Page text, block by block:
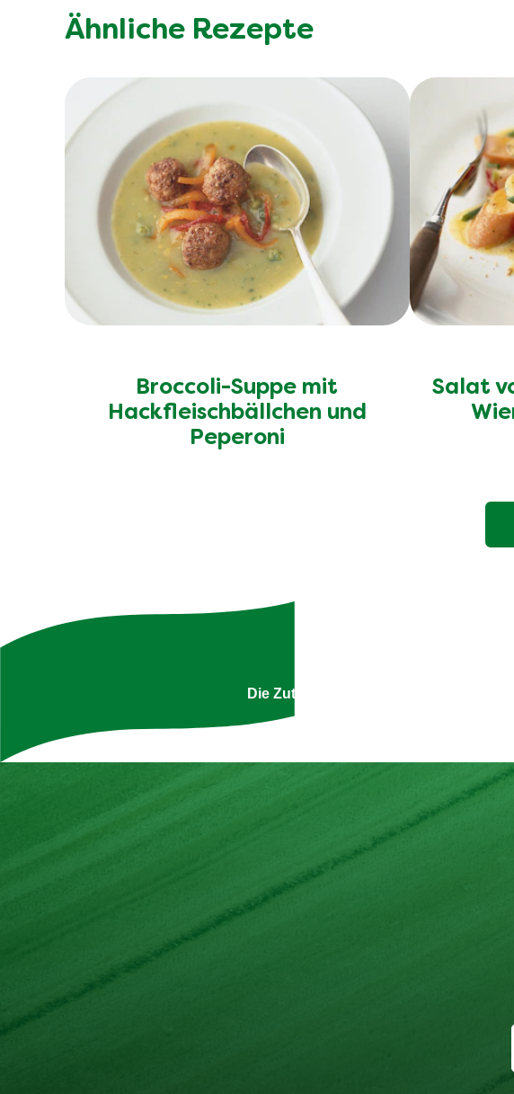
Ähnliche Rezepte
Broccoli-Suppe mit
Hackfleischbällchen und
Peperoni
Salat
Die Zutatenliste ist genauso